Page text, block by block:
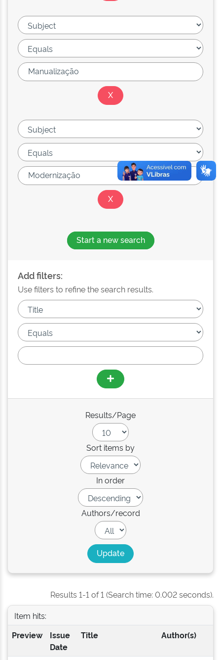
Start a new search
Add filters:
Use filters to refine the search results.
Results/Page
Sort items by
In order
Authors/record
Results 1-1 of 1 (Search time: 0.002 seconds).
Item hits:
Preview
Issue
Date
Title Author(s)